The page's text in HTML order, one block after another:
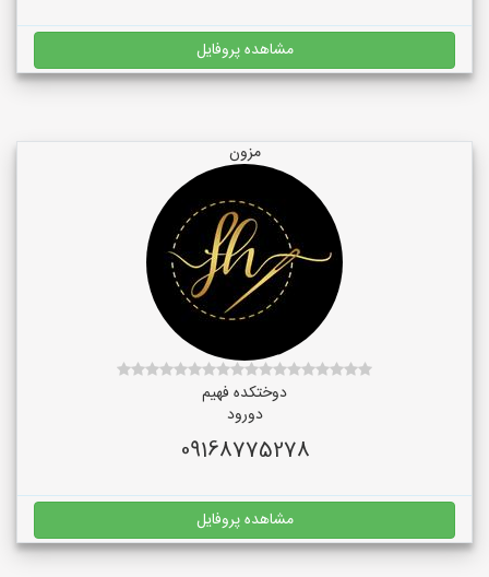
مشاهده پروفایل
مزون
دوختکده فهیم
دورود
09168775278
مشاهده پروفایل